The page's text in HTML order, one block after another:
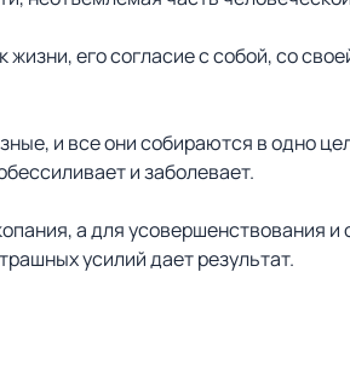
его согласие с собой, со
и все они собираются в одно
и заболевает.
а для усовершенствования и
усилий дает результат.